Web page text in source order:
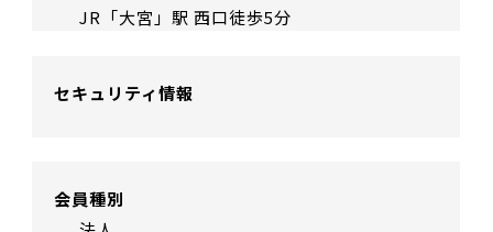
JR「大宮」駅 西口徒歩5分
セキュリティ情報
会員種別